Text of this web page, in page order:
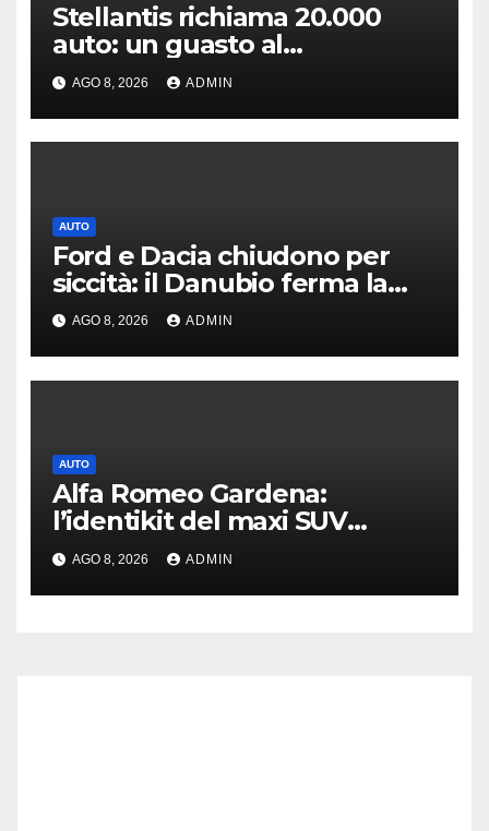
Stellantis richiama 20.000
auto: un guasto al
servosterzo potrebbe
provocare un incendio
AGO 8, 2026 ADMIN
AUTO
Ford e Dacia chiudono per
siccità: il Danubio ferma la
produzione auto
AGO 8, 2026 ADMIN
AUTO
Alfa Romeo Gardena:
l’identikit del maxi SUV
immaginato per Usa e Cina
AGO 8, 2026 ADMIN